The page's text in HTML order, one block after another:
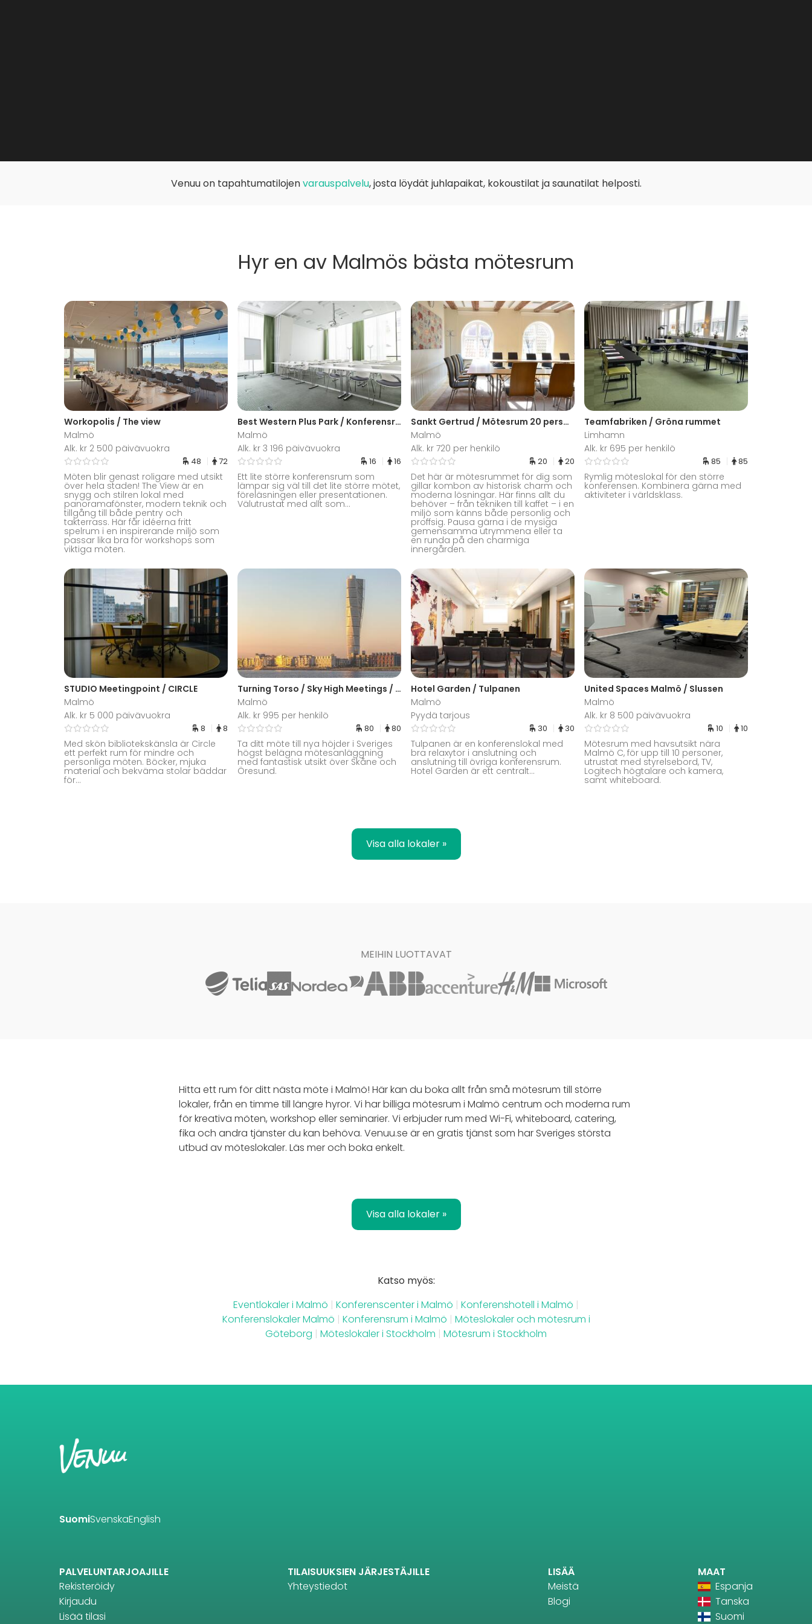
Venuu on tapahtumatilojenvarauspalvelu, josta löydät juhlapaikat, kokoustilat ja saunatilat helposti.
Hyr en av Malmös bästa mötesrum
Workopolis / The view
Malmö
Alk. kr 2 500 päivävuokra
48 72
Möten blir genast roligare med utsikt
över hela staden! The View är en
snygg och stilren lokal med
panoramafönster, modern teknik och
tillgång till både pentry och
takterrass. Här får idéerna fritt
spelrum i en inspirerande miljö som
passar lika bra för workshops som
viktiga möten.
Best Western Plus Park / Konferensrum B
Malmö
Alk. kr 3 196 päivävuokra
16 16
Ett lite större konferensrum som
lämpar sig väl till det lite större mötet,
föreläsningen eller presentationen.
Välutrustat med allt som...
Sankt Gertrud / Mötesrum 20 personer
Malmö
Alk. kr 720 per henkilö
20 20
Det här är mötesrummet för dig som
gillar kombon av historisk charm och
moderna lösningar. Här finns allt du
behöver – från tekniken till kaffet – i en
miljö som känns både personlig och
proffsig. Pausa gärna i de mysiga
gemensamma utrymmena eller ta
en runda på den charmiga
innergården.
Teamfabriken / Gröna rummet
Limhamn
Alk. kr 695 per henkilö
85 85
Rymlig möteslokal för den större
konferensen. Kombinera gärna med
aktiviteter i världsklass.
STUDIO Meetingpoint / CIRCLE
Malmö
Alk. kr 5 000 päivävuokra
8 8
Med skön bibliotekskänsla är Circle
ett perfekt rum för mindre och
personliga möten. Böcker, mjuka
material och bekväma stolar bäddar
för...
Turning Torso / Sky High Meetings / Större grupp
Malmö
Alk. kr 995 per henkilö
80 80
Ta ditt möte till nya höjder i Sveriges
högst belägna mötesanläggning
med fantastisk utsikt över Skåne och
Öresund.
Hotel Garden / Tulpanen
Malmö
Pyydä tarjous
30 30
Tulpanen är en konferenslokal med
bra relaxytor i anslutning och
anslutning till övriga konferensrum.
Hotel Garden är ett centralt...
United Spaces Malmö / Slussen
Malmö
Alk. kr 8 500 päivävuokra
10 10
Mötesrum med havsutsikt nära
Malmö C, för upp till 10 personer,
utrustat med styrelsebord, TV,
Logitech högtalare och kamera,
samt whiteboard.
Visa alla lokaler »
MEIHIN LUOTTAVAT
Hitta ett rum för ditt nästa möte i Malmö! Här kan du boka allt från små mötesrum till större
lokaler, från en timme till längre hyror. Vi har billiga mötesrum i Malmö centrum och moderna rum
för kreativa möten, workshop eller seminarier. Vi erbjuder rum med Wi-Fi, whiteboard, catering,
fika och andra tjänster du kan behöva. Venuu.se är en gratis tjänst som har Sveriges största
utbud av möteslokaler. Läs mer och boka enkelt.
Visa alla lokaler »
Katso myös:
Eventlokaler i Malmö | Konferenscenter i Malmö | Konferenshotell i Malmö |
Konferenslokaler Malmö | Konferensrum i Malmö | Möteslokaler och mötesrum i
Göteborg | Möteslokaler i Stockholm | Mötesrum i Stockholm
SuomiSvenskaEnglish
PALVELUNTARJOAJILLE
Rekisteröidy
Kirjaudu
Lisää tilasi
TILAISUUKSIEN JÄRJESTÄJILLE
Yhteystiedot
LISÄÄ
Meistä
Blogi
MAAT
Espanja
Tanska
Suomi